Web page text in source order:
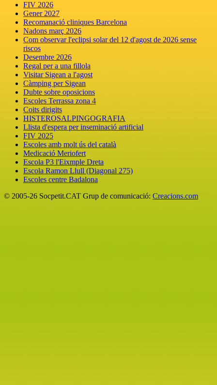
FIV 2026
Gener 2027
Recomanació cliniques Barcelona
Nadons març 2026
Com observar l'eclipsi solar del 12 d'agost de 2026 sense
riscos
Desembre 2026
Regal per a una fillola
Visitar Sigean a l'agost
Càmping per Sigean
Dubte sobre oposicions
Escoles Terrassa zona 4
Coits dirigits
HISTEROSALPINGOGRAFIA
Llista d'espera per inseminació artificial
FIV 2025
Escoles amb molt ús del català
Medicació Meriofert
Escola P3 l'Eixmple Dreta
Escola Ramon Llull (Diagonal 275)
Escoles centre Badalona
© 2005-26 Socpetit.CAT Grup de comunicació: Creacions.com